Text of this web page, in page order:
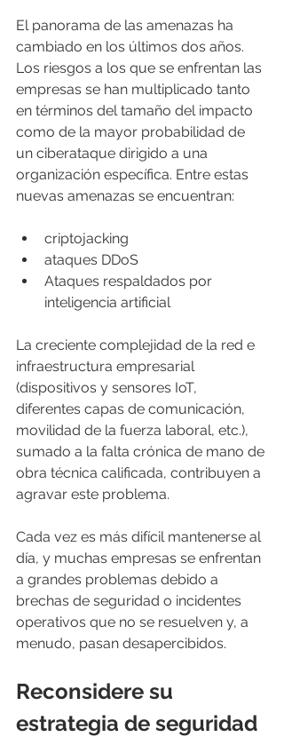
El panorama de las amenazas ha
cambiado en los últimos dos años.
Los riesgos a los que se enfrentan las
empresas se han multiplicado tanto
en términos del tamaño del impacto
como de la mayor probabilidad de
un ciberataque dirigido a una
organización específica. Entre estas
nuevas amenazas se encuentran:
criptojacking
ataques DDoS
Ataques respaldados por
inteligencia artificial
La creciente complejidad de la red e
infraestructura empresarial
(dispositivos y sensores IoT,
diferentes capas de comunicación,
movilidad de la fuerza laboral, etc.),
sumado a la falta crónica de mano de
obra técnica calificada, contribuyen a
agravar este problema.
Cada vez es más difícil mantenerse al
día, y muchas empresas se enfrentan
a grandes problemas debido a
brechas de seguridad o incidentes
operativos que no se resuelven y, a
menudo, pasan desapercibidos.
Reconsidere su
estrategia de seguridad